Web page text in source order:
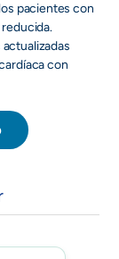
pacientes con
con